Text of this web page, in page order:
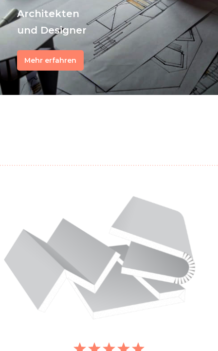
Architekten
und Designer
Mehr erfahren